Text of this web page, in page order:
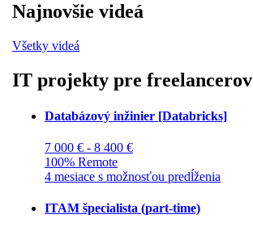
Najnovšie videá
Všetky videá
IT projekty pre freelancerov
Databázový inžinier [Databricks]
7 000 € - 8 400 €
100% Remote
4 mesiace s možnosťou predĺženia
ITAM špecialista (part-time)